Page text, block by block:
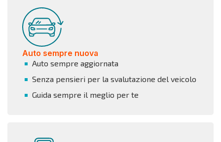
Auto sempre nuova
Auto sempre aggiornata
Senza pensieri per la svalutazione del veicolo
Guida sempre il meglio per te